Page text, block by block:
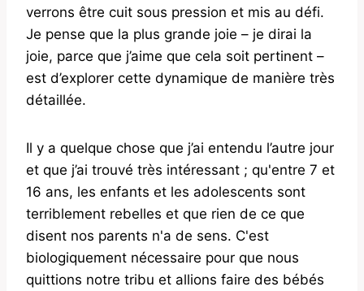
verrons être cuit sous pression et mis au défi.
Je pense que la plus grande joie – je dirai la
joie, parce que j’aime que cela soit pertinent – ​​
est d’explorer cette dynamique de manière très
détaillée.
Il y a quelque chose que j’ai entendu l’autre jour
et que j’ai trouvé très intéressant ; qu'entre 7 et
16 ans, les enfants et les adolescents sont
terriblement rebelles et que rien de ce que
disent nos parents n'a de sens. C'est
biologiquement nécessaire pour que nous
quittions notre tribu et allions faire des bébés